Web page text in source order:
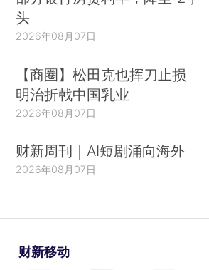
头
2026年08月07日
【商圈】松田克也挥刀止损
明治折戟中国乳业
2026年08月07日
财新周刊｜AI短剧涌向海外
2026年08月07日
财新移动